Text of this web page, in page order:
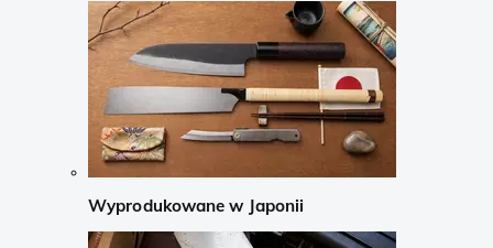
Wyprodukowane w Japonii